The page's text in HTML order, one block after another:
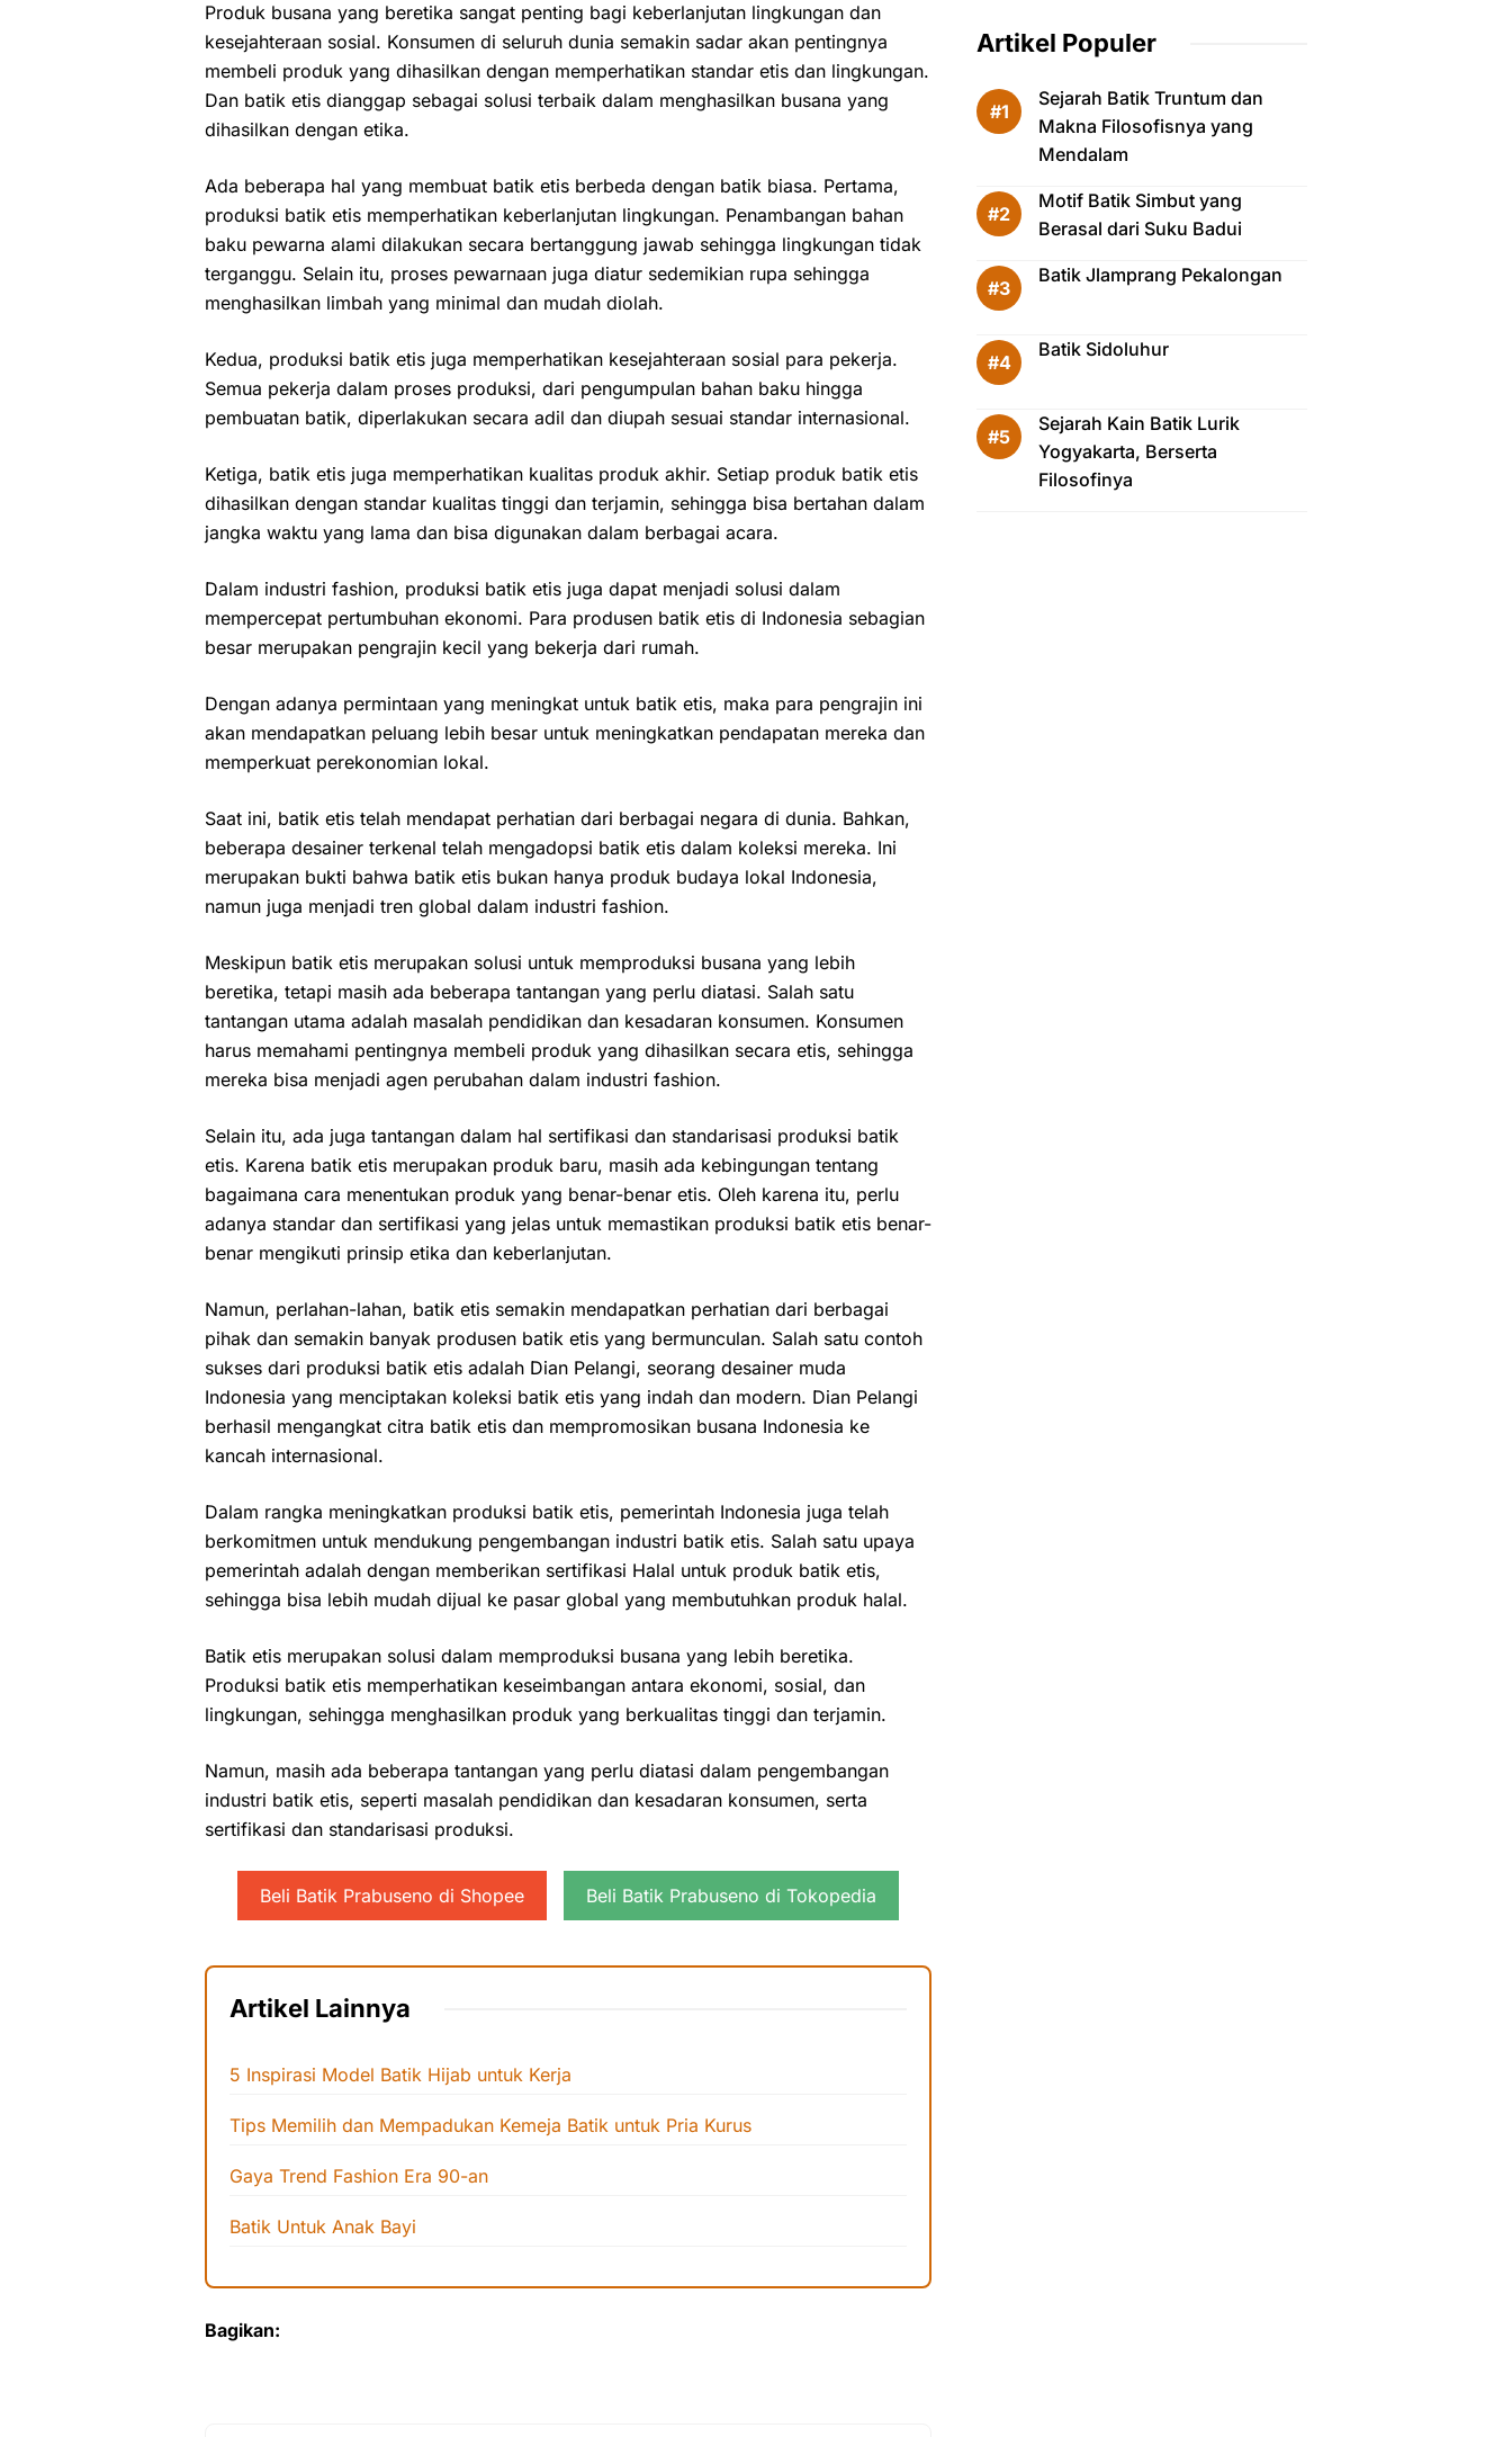
Produk busana yang beretika sangat penting bagi keberlanjutan lingkungan dan
kesejahteraan sosial. Konsumen di seluruh dunia semakin sadar akan pentingnya
membeli produk yang dihasilkan dengan memperhatikan standar etis dan lingkungan.
Dan batik etis dianggap sebagai solusi terbaik dalam menghasilkan busana yang
dihasilkan dengan etika.
Ada beberapa hal yang membuat batik etis berbeda dengan batik biasa. Pertama,
produksi batik etis memperhatikan keberlanjutan lingkungan. Penambangan bahan
baku pewarna alami dilakukan secara bertanggung jawab sehingga lingkungan tidak
terganggu. Selain itu, proses pewarnaan juga diatur sedemikian rupa sehingga
menghasilkan limbah yang minimal dan mudah diolah.
Kedua, produksi batik etis juga memperhatikan kesejahteraan sosial para pekerja.
Semua pekerja dalam proses produksi, dari pengumpulan bahan baku hingga
pembuatan batik, diperlakukan secara adil dan diupah sesuai standar internasional.
Ketiga, batik etis juga memperhatikan kualitas produk akhir. Setiap produk batik etis
dihasilkan dengan standar kualitas tinggi dan terjamin, sehingga bisa bertahan dalam
jangka waktu yang lama dan bisa digunakan dalam berbagai acara.
Dalam industri fashion, produksi batik etis juga dapat menjadi solusi dalam
mempercepat pertumbuhan ekonomi. Para produsen batik etis di Indonesia sebagian
besar merupakan pengrajin kecil yang bekerja dari rumah.
Dengan adanya permintaan yang meningkat untuk batik etis, maka para pengrajin ini
akan mendapatkan peluang lebih besar untuk meningkatkan pendapatan mereka dan
memperkuat perekonomian lokal.
Saat ini, batik etis telah mendapat perhatian dari berbagai negara di dunia. Bahkan,
beberapa desainer terkenal telah mengadopsi batik etis dalam koleksi mereka. Ini
merupakan bukti bahwa batik etis bukan hanya produk budaya lokal Indonesia,
namun juga menjadi tren global dalam industri fashion.
Meskipun batik etis merupakan solusi untuk memproduksi busana yang lebih
beretika, tetapi masih ada beberapa tantangan yang perlu diatasi. Salah satu
tantangan utama adalah masalah pendidikan dan kesadaran konsumen. Konsumen
harus memahami pentingnya membeli produk yang dihasilkan secara etis, sehingga
mereka bisa menjadi agen perubahan dalam industri fashion.
Selain itu, ada juga tantangan dalam hal sertifikasi dan standarisasi produksi batik
etis. Karena batik etis merupakan produk baru, masih ada kebingungan tentang
bagaimana cara menentukan produk yang benar-benar etis. Oleh karena itu, perlu
adanya standar dan sertifikasi yang jelas untuk memastikan produksi batik etis benar-
benar mengikuti prinsip etika dan keberlanjutan.
Namun, perlahan-lahan, batik etis semakin mendapatkan perhatian dari berbagai
pihak dan semakin banyak produsen batik etis yang bermunculan. Salah satu contoh
sukses dari produksi batik etis adalah Dian Pelangi, seorang desainer muda
Indonesia yang menciptakan koleksi batik etis yang indah dan modern. Dian Pelangi
berhasil mengangkat citra batik etis dan mempromosikan busana Indonesia ke
kancah internasional.
Dalam rangka meningkatkan produksi batik etis, pemerintah Indonesia juga telah
berkomitmen untuk mendukung pengembangan industri batik etis. Salah satu upaya
pemerintah adalah dengan memberikan sertifikasi Halal untuk produk batik etis,
sehingga bisa lebih mudah dijual ke pasar global yang membutuhkan produk halal.
Batik etis merupakan solusi dalam memproduksi busana yang lebih beretika.
Produksi batik etis memperhatikan keseimbangan antara ekonomi, sosial, dan
lingkungan, sehingga menghasilkan produk yang berkualitas tinggi dan terjamin.
Namun, masih ada beberapa tantangan yang perlu diatasi dalam pengembangan
industri batik etis, seperti masalah pendidikan dan kesadaran konsumen, serta
sertifikasi dan standarisasi produksi.
Beli Batik Prabuseno di Shopee Beli Batik Prabuseno di Tokopedia
Artikel Lainnya
5 Inspirasi Model Batik Hijab untuk Kerja
Tips Memilih dan Mempadukan Kemeja Batik untuk Pria Kurus
Gaya Trend Fashion Era 90-an
Batik Untuk Anak Bayi
Bagikan:
Artikel Populer
Sejarah Batik Truntum dan
Makna Filosofisnya yang
Mendalam
Motif Batik Simbut yang
Berasal dari Suku Badui
Batik Jlamprang Pekalongan
Batik Sidoluhur
Sejarah Kain Batik Lurik
Yogyakarta, Berserta
Filosofinya